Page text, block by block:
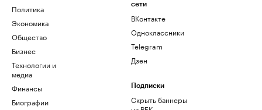
Политика
Экономика
Общество
Бизнес
Технологии и
медиа
Финансы
Биографии
сети
ВКонтакте
Одноклассники
Telegram
Дзен
Подписки
Скрыть баннеры